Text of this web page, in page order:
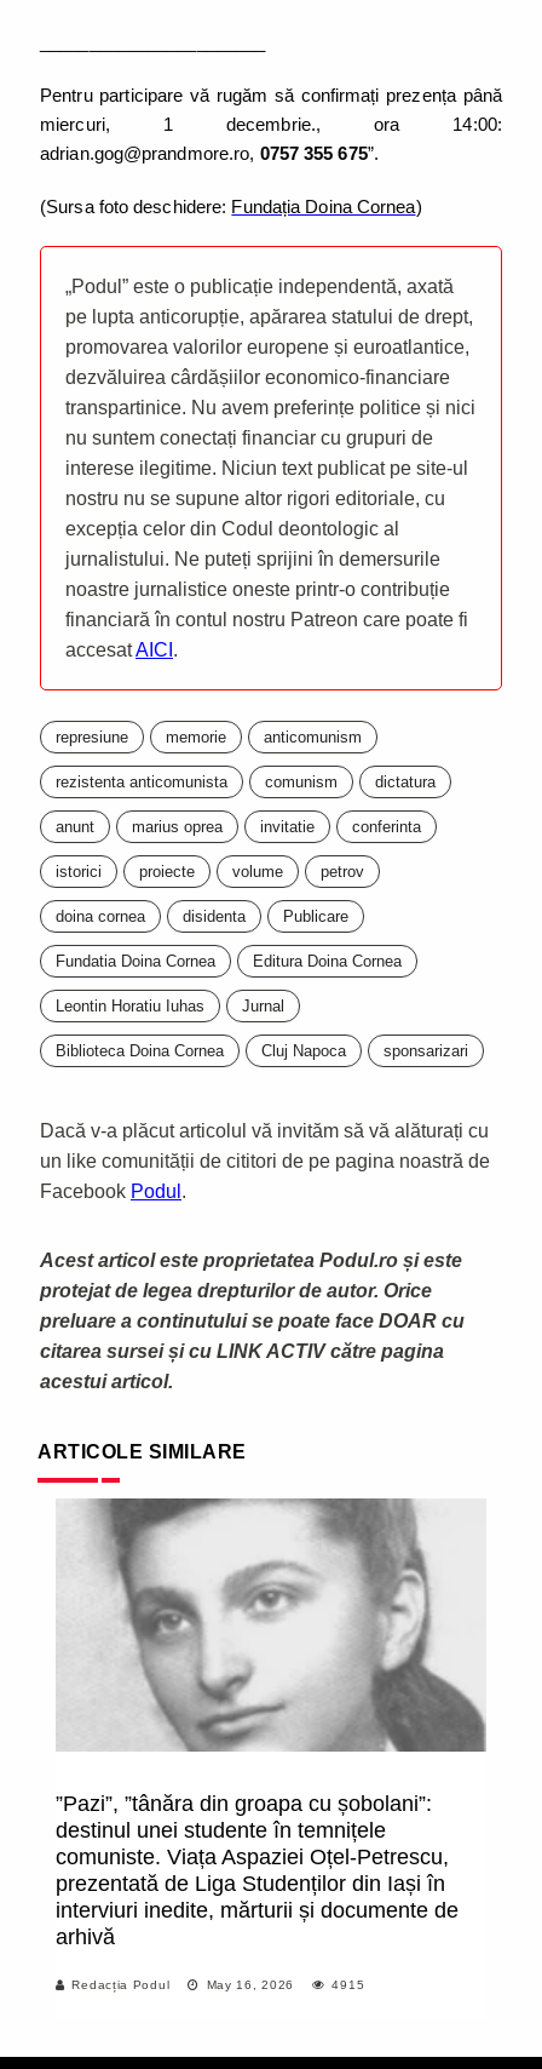
Pentru participare vă rugăm să confirmați prezența până
miercuri, 1 decembrie., ora 14:00:
adrian.gog@prandmore.ro, 0757 355 675”.
(Sursa foto deschidere: Fundația Doina Cornea)
„Podul” este o publicație independentă, axată
pe lupta anticorupție, apărarea statului de drept,
promovarea valorilor europene și euroatlantice,
dezvăluirea cârdășiilor economico-financiare
transpartinice. Nu avem preferințe politice și nici
nu suntem conectați financiar cu grupuri de
interese ilegitime. Niciun text publicat pe site-ul
nostru nu se supune altor rigori editoriale, cu
excepția celor din Codul deontologic al
jurnalistului. Ne puteți sprijini în demersurile
noastre jurnalistice oneste printr-o contribuție
financiară în contul nostru Patreon care poate fi
accesatAICI .
represiune memorie anticomunism
rezistenta anticomunista comunism dictatura
anunt marius oprea invitatie conferinta
istorici proiecte volume petrov
doina cornea disidenta Publicare
Fundatia Doina Cornea Editura Doina Cornea
Leontin Horatiu Iuhas Jurnal
Biblioteca Doina Cornea Cluj Napoca sponsarizari
Dacă v-a plăcut articolul vă invităm să vă alăturați cu
un like comunității de cititori de pe pagina noastră de
Facebook Podul .
Acest articol este proprietatea Podul.ro și este
protejat de legea drepturilor de autor. Orice
preluare a continutului se poate face DOAR cu
citarea sursei și cu LINK ACTIV către pagina
acestui articol.
ARTICOLE SIMILARE
”Pazi”, ”tânăra din groapa cu șobolani”:
destinul unei studente în temnițele
comuniste. Viața Aspaziei Oțel-Petrescu,
prezentată de Liga Studenților din Iași în
interviuri inedite, mărturii și documente de
arhivă
Redacția Podul May 16, 2026 4915